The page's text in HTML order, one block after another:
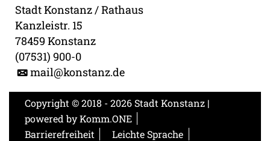
Stadt Konstanz / Rathaus
Kanzleistr. 15
78459 Konstanz
(07531) 900-0
mail@konstanz.de
Copyright © 2018 - 2026 Stadt Konstanz |
powered byKomm.ONE
Barrierefreiheit
Leichte Sprache